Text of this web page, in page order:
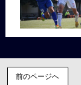
前のページへ